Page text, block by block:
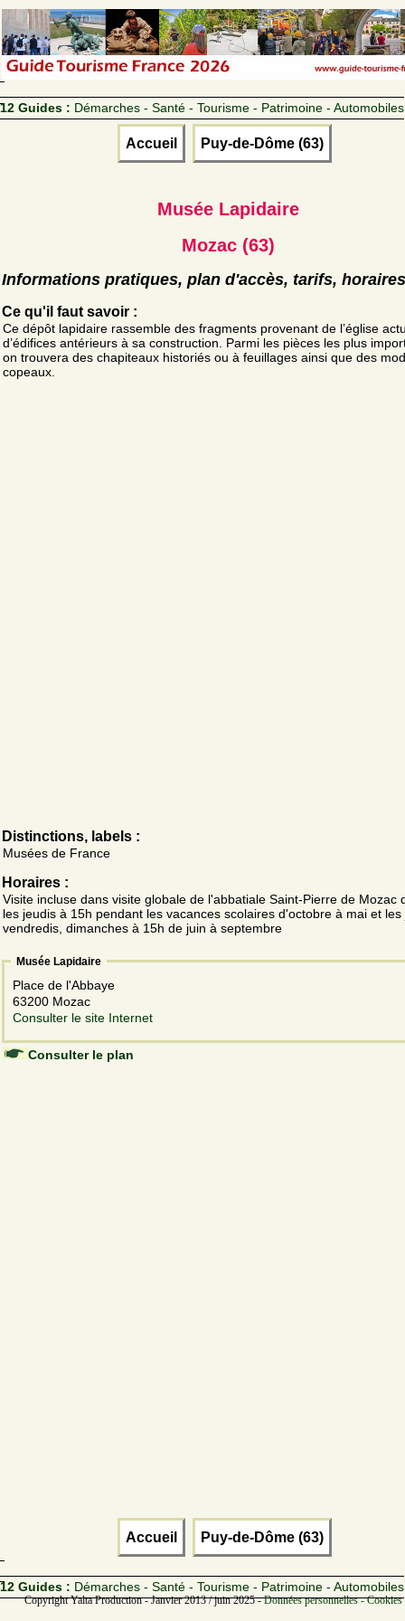
12 Guides : Démarches - Santé - Tourisme - Patrimoine - Automobiles
Accueil Puy-de-Dôme (63)
Musée Lapidaire
Mozac (63)
Informations pratiques, plan d'accès, tarifs, horaires
Ce qu'il faut savoir :
Ce dépôt lapidaire rassemble des fragments provenant de l’église
d’édifices antérieurs à sa construction. Parmi les pièces les plus
on trouvera des chapiteaux historiés ou à feuillages ainsi que des
copeaux.
Distinctions, labels :
Musées de France
Horaires :
Visite incluse dans visite globale de l'abbatiale Saint-Pierre de Mozac
les jeudis à 15h pendant les vacances scolaires d'octobre à mai et les
vendredis, dimanches à 15h de juin à septembre
Musée Lapidaire
Place de l'Abbaye
63200 Mozac
Consulter le site Internet
Consulter le plan
Accueil Puy-de-Dôme (63)
12 Guides : Démarches - Santé - Tourisme - Patrimoine - Automobiles
Copyright Yalta Production - Janvier 2013 / juin 2025 -Données personnelles -